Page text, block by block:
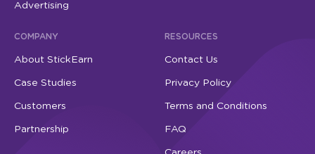
Advertising
COMPANY
About StickEarn
Case Studies
Customers
Partnership
RESOURCES
Contact Us
Privacy Policy
Terms and Conditions
FAQ